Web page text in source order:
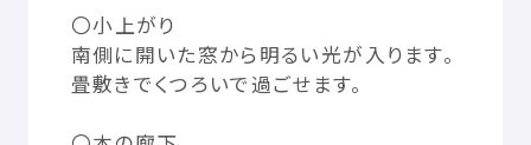
利用規約
〇小上がり
南側に開いた窓から明るい光が入ります。
畳敷きでくつろいで過ごせます。